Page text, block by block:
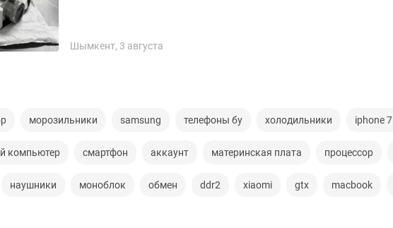
Шымкент, 3 августа
морозильники samsung телефоны бу холодильники iphone 7
компьютер смартфон аккаунт материнская плата процессор
наушники моноблок обмен ddr2 xiaomi gtx macbook